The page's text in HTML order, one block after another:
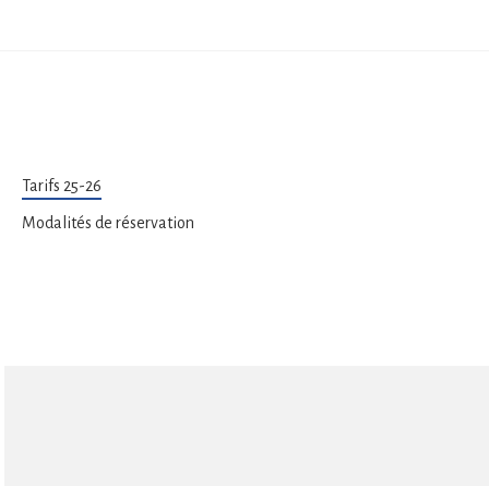
Tarifs 25-26
Modalités de réservation